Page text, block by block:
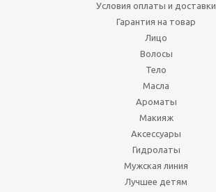
Условия оплаты и доставки
Гарантия на товар
Лицо
Волосы
Тело
Масла
Ароматы
Макияж
Аксессуары
Гидролаты
Мужская линия
Лучшее детям